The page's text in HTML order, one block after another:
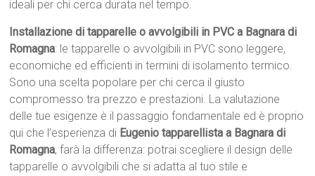
ideali per chi cerca durata nel tempo.
Installazione di tapparelle o avvolgibili in PVC a Bagnara di
Romagna: le tapparelle o avvolgibili in PVC sono leggere,
economiche ed efficienti in termini di isolamento termico.
Sono una scelta popolare per chi cerca il giusto
compromesso tra prezzo e prestazioni. La valutazione
delle tue esigenze è il passaggio fondamentale ed è proprio
qui che l’esperienza di Eugenio tapparellista a Bagnara di
Romagna, farà la differenza: potrai scegliere il design delle
tapparelle o avvolgibili che si adatta al tuo stile e